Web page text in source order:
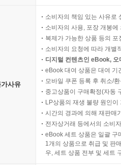
사유
소비자의 책임 있는 사유로
소비자의 사용, 포장 개봉
복제가 가능한 상품 등의
소비자의 요청에 따라 개별
디지털 컨텐츠인 eBook,
eBook 대여 상품은 대여 기
모바일 쿠폰 등록 후 취소/
중고상품이 구매확정(자동
LP상품의 재생 불량 원인
시간의 경과에 의해 재판매
전자상거래 등에서의 소비
eBook 세트 상품은 일괄 구
1개의 상품으로 취급 및 판
우, 세트 상품 전부 및 세트